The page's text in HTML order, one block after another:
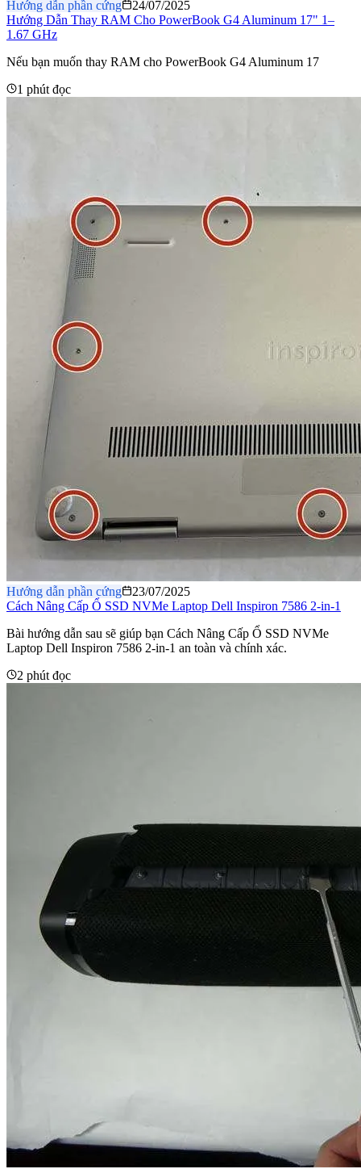
Hướng dẫn phần cứng
24/07/2025
Hướng Dẫn Thay RAM Cho PowerBook G4 Aluminum 17" 1–
1.67 GHz
Nếu bạn muốn thay RAM cho PowerBook G4 Aluminum 17
1 phút đọc
Hướng dẫn phần cứng
23/07/2025
Cách Nâng Cấp Ổ SSD NVMe Laptop Dell Inspiron 7586 2-in-1
Bài hướng dẫn sau sẽ giúp bạn Cách Nâng Cấp Ổ SSD NVMe
Laptop Dell Inspiron 7586 2-in-1 an toàn và chính xác.
2 phút đọc